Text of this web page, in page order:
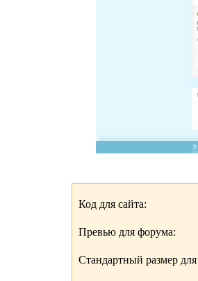
Код для сайта:
Превью для форума:
Стандартный размер